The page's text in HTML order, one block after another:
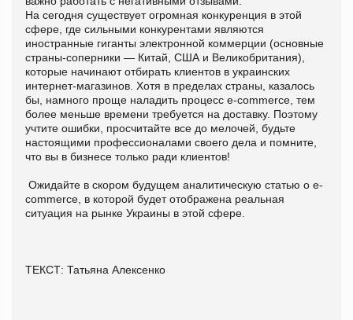
На сегодня существует огромная конкуренция в этой
сфере, где сильными конкурентами являются
иностранные гиганты электронной коммерции (основные
страны-соперники — Китай, США и Великобритания),
которые начинают отбирать клиентов в украинских
интернет-магазинов. Хотя в пределах страны, казалось
бы, намного проще наладить процесс e-commerce, тем
более меньше времени требуется на доставку. Поэтому
учтите ошибки, просчитайте все до мелочей, будьте
настоящими профессионалами своего дела и помните,
что вы в бизнесе только ради клиентов!
Ожидайте в скором будущем аналитическую статью о e-
commerce, в которой будет отображена реальная
ситуация на рынке Украины в этой сфере.
ТЕКСТ: Татьяна Алексенко